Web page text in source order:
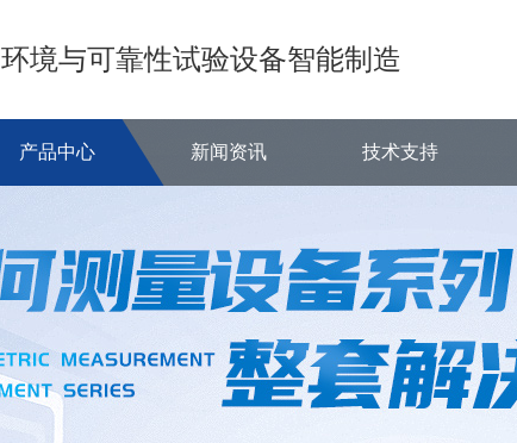
环境与可靠性试验设备智能制造
产品中心 新闻资讯 技术支持